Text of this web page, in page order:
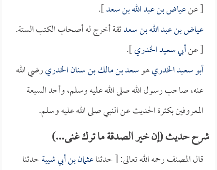
[ عنعياض بن عبد الله بن سعد].
عياض بن عبد الله بن سعدثقة أخرج له أصحاب الكتب الستة.
[ عنأبي سعيد الخدري].
أبو سعيد الخدريهوسعد بن مالك بن سنان الخدريرضي الله
عنه، صاحب رسول الله صلى الله عليه وسلم، وأحد السبعة
المعروفين بكثرة الحديث عن النبي صلى الله عليه وسلم.
شرح حديث (إن خير الصدقة ما ترك غنى...)
قال المصنف رحمه الله تعالى: [ حدثناعثمان بن أبي شيبةحدثنا